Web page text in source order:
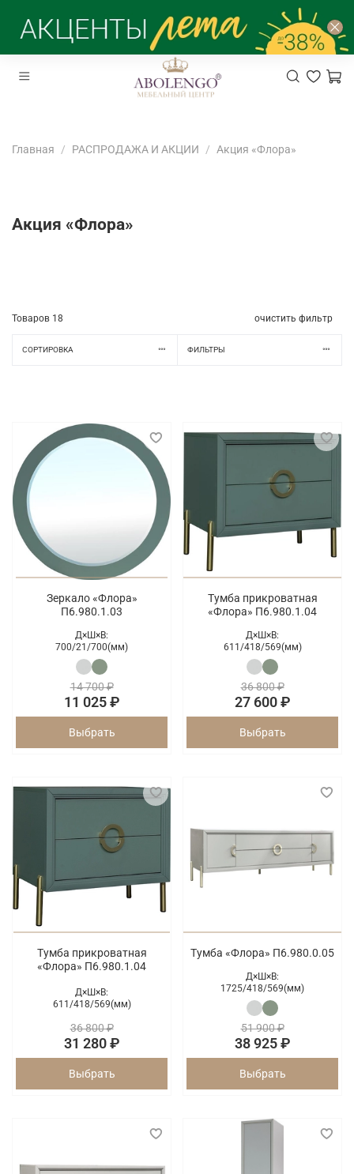
Главная РАСПРОДАЖА И АКЦИИ Акция «Флора»
Акция «Флора»
Товаров 18 очистить фильтр
СОРТИРОВКА ФИЛЬТРЫ
Зеркало «Флора»
П6.980.1.03
Д×Ш×В:
700/21/700(мм)
14 700 ₽
11 025 ₽
Выбрать
Тумба прикроватная
«Флора» П6.980.1.04
Д×Ш×В:
611/418/569(мм)
36 800 ₽
27 600 ₽
Выбрать
Тумба прикроватная
«Флора» П6.980.1.04
Д×Ш×В:
611/418/569(мм)
36 800 ₽
31 280 ₽
Выбрать
Тумба «Флора» П6.980.0.05
Д×Ш×В:
1725/418/569(мм)
51 900 ₽
38 925 ₽
Выбрать